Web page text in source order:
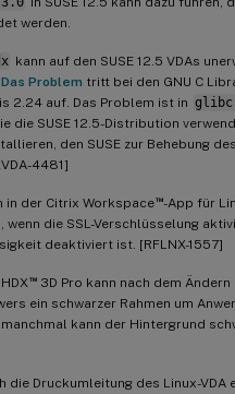
werden.
kann auf den SUSE 12.5 VDAs
Das Problem tritt bei den GNU C
2.24 auf. Das Problem ist in glibc
die SUSE 12.5-Distribution
den SUSE zur Behebung
4481]
in der Citrix Workspace™-App für
wenn die SSL-Verschlüsselung
deaktiviert ist. [RFLNX-1557]
™3D Pro kann nach dem Ändern
ein schwarzer Rahmen um
kann der Hintergrund
die Druckumleitung des Linux-VDA